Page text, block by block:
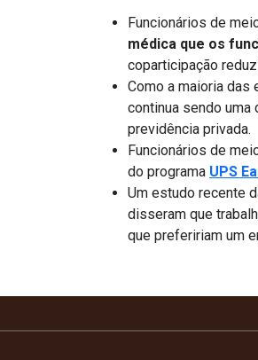
Funcionários de
médica que os
coparticipação
Como a maioria das
continua sendo
previdência privada.
Funcionários de
do programa UPS
Um estudo recente
disseram que
que prefeririam um